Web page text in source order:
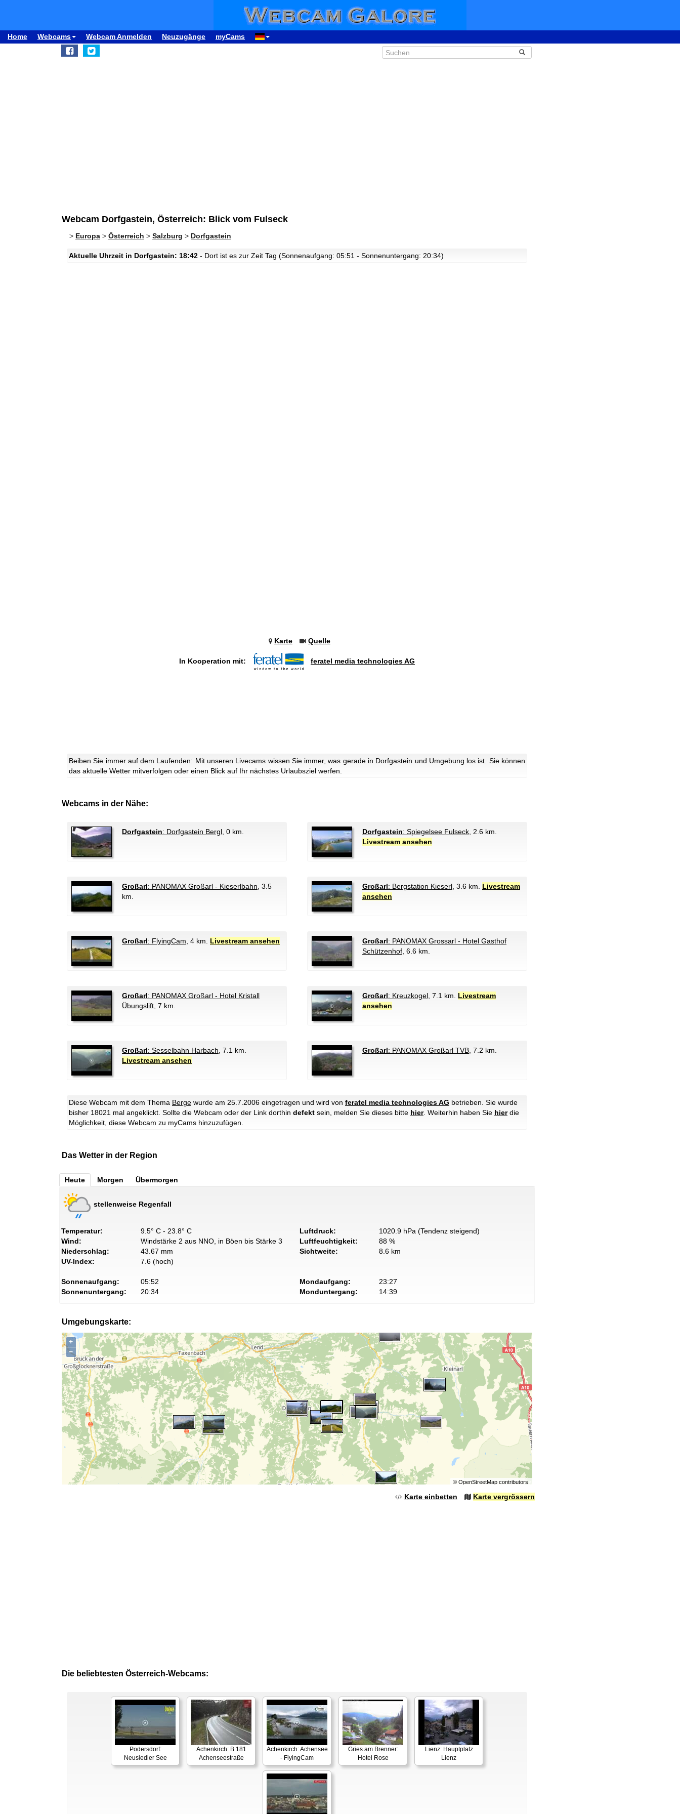
Home Webcams Webcam Anmelden Neuzugänge myCams
Webcam Dorfgastein, Österreich: Blick vom Fulseck
> Europa > Österreich > Salzburg > Dorfgastein
Aktuelle Uhrzeit in Dorfgastein: 18:42 - Dort ist es zur Zeit Tag (Sonnenaufgang: 05:51 - Sonnenuntergang: 20:34)
Karte Quelle
In Kooperation mit: feratel media technologies AG
Beiben Sie immer auf dem Laufenden: Mit unseren Livecams wissen Sie immer, was gerade in Dorfgastein und Umgebung los ist. Sie können
das aktuelle Wetter mitverfolgen oder einen Blick auf Ihr nächstes Urlaubsziel werfen.
Webcams in der Nähe:
Dorfgastein: Dorfgastein Bergl , 0 km. Dorfgastein: Spiegelsee Fulseck , 2.6 km.
Livestream ansehen
Großarl: PANOMAX Großarl - Kieserlbahn , 3.5
km.
Großarl: Bergstation Kieserl , 3.6 km. Livestream
ansehen
Großarl: FlyingCam , 4 km. Livestream ansehen Großarl: PANOMAX Grossarl - Hotel Gasthof
Schützenhof , 6.6 km.
Großarl: PANOMAX Großarl - Hotel Kristall
Übungslift , 7 km.
Großarl: Kreuzkogel , 7.1 km. Livestream
ansehen
Großarl: Sesselbahn Harbach , 7.1 km.
Livestream ansehen
Großarl: PANOMAX Großarl TVB , 7.2 km.
Diese Webcam mit dem Thema Berge wurde am 25.7.2006 eingetragen und wird von feratel media technologies AG betrieben. Sie wurde
bisher 18021 mal angeklickt. Sollte die Webcam oder der Link dorthin defekt sein, melden Sie dieses bitte hier. Weiterhin haben Sie hierdie
Möglichkeit, diese Webcam zu myCams hinzuzufügen.
Das Wetter in der Region
Heute Morgen Übermorgen
stellenweise Regenfall
Temperatur:
9.5° C - 23.8° C
Wind:
Windstärke 2 aus NNO, in Böen bis Stärke 3
Niederschlag:
43.67 mm
UV-Index:
7.6 (hoch)
Luftdruck:
1020.9 hPa (Tendenz steigend)
Luftfeuchtigkeit:
88 %
Sichtweite:
8.6 km
Sonnenaufgang:
05:52
Sonnenuntergang:
20:34
Mondaufgang:
23:27
Monduntergang:
14:39
Umgebungskarte:
+
−
© OpenStreetMapcontributors.
Karte einbetten Karte vergrössern
Die beliebtesten Österreich-Webcams:
Podersdorf:
Neusiedler See
Achenkirch: B 181
Achenseestraße
Achenkirch: Achensee
- FlyingCam
Gries am Brenner:
Hotel Rose
Lienz: Hauptplatz
Lienz